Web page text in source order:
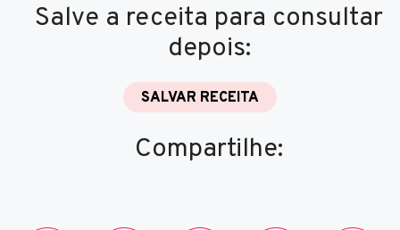
Salve a receita para consultar
depois:
SALVAR RECEITA
Compartilhe: